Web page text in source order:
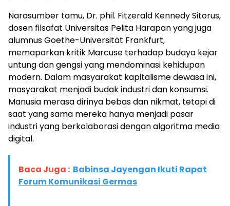
Narasumber tamu, Dr. phil. Fitzerald Kennedy Sitorus,
dosen filsafat Universitas Pelita Harapan yang juga
alumnus Goethe-Universität Frankfurt,
memaparkan kritik Marcuse terhadap budaya kejar
untung dan gengsi yang mendominasi kehidupan
modern. Dalam masyarakat kapitalisme dewasa ini,
masyarakat menjadi budak industri dan konsumsi.
Manusia merasa dirinya bebas dan nikmat, tetapi di
saat yang sama mereka hanya menjadi pasar
industri yang berkolaborasi dengan algoritma media
digital.
Baca Juga : Babinsa Jayengan Ikuti Rapat
Forum Komunikasi Germas